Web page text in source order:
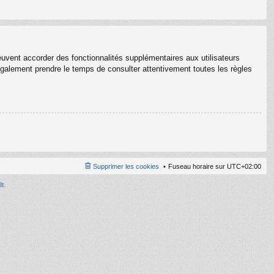
accorder des fonctionnalités supplémentaires aux utilisateurs
prendre le temps de consulter attentivement toutes les règles
Fuseau horaire sur UTC+02:00
Supprimer les cookies